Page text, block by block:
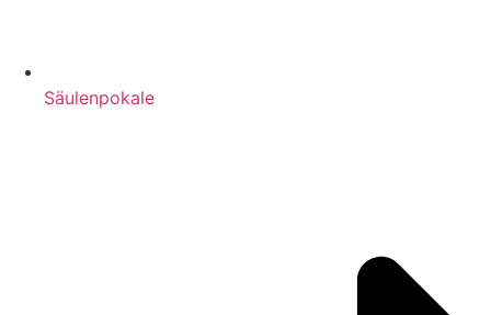
Säulenpokale